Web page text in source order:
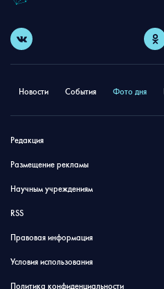
Новости События Фото дня
Редакция
Размещение рекламы
Научным учреждениям
RSS
Правовая информация
Условия использования
Политика конфиденциальности